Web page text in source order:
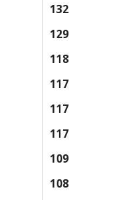
132
129
118
117
117
117
109
108